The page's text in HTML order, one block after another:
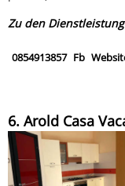
Zu den
0854913857 Fb
6. Arold Casa